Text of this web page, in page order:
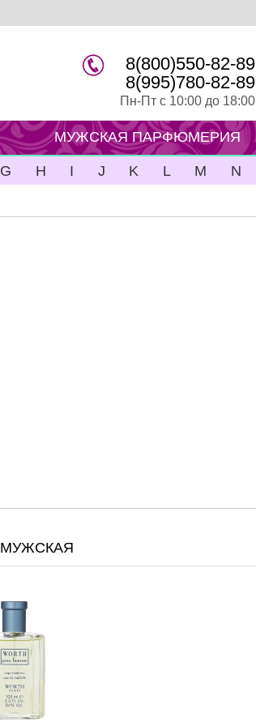
8(800)550-82-89
8(995)780-82-89
Пн-Пт с 10:00 до 18:00
МУЖСКАЯ ПАРФЮМЕРИЯ
G H I J K L M N
МУЖСКАЯ